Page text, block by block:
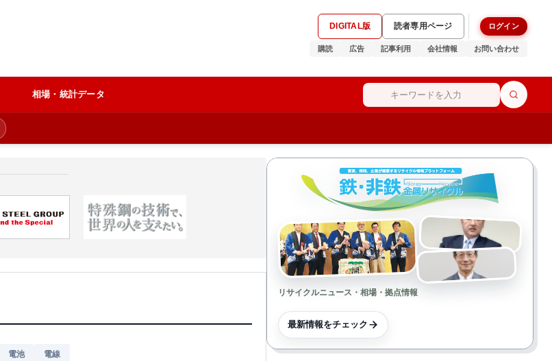
DIGITAL版 読者専用ページ ログイン
購読 広告 記事利用 会社情報 お問い合わせ
相場・統計データ
電池 電線
リサイクルニュース・相場・拠点情報
最新情報をチェック